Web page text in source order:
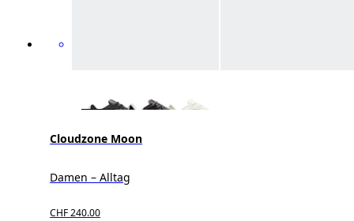
Cloudzone Moon
Damen – Alltag
CHF 240.00